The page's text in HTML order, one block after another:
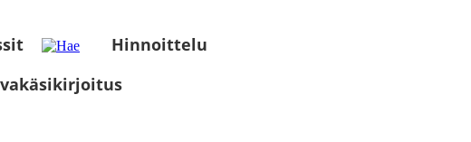
Hinnoittelu